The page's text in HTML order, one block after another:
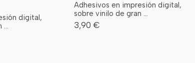
digital,
...
Adhesivos en impresión digital,
sobre vinilo de gran ...
3,90 €